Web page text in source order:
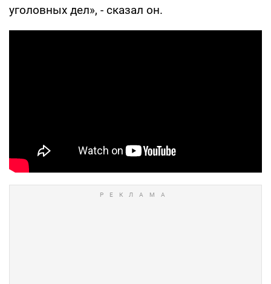
уголовных дел», - сказал он.